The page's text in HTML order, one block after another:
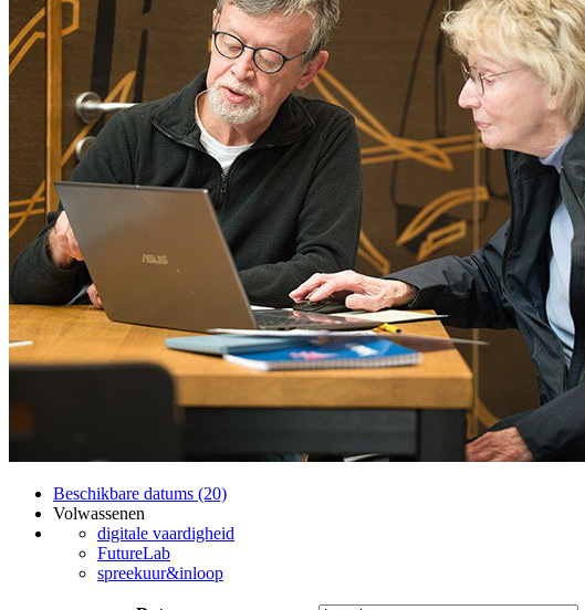
Beschikbare datums (20)
Volwassenen
digitale vaardigheid
FutureLab
spreekuur&inloop